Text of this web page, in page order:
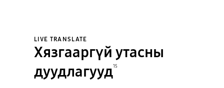
LIVE TRANSLATE
Хязгааргүй утасны
дуудлагууд15